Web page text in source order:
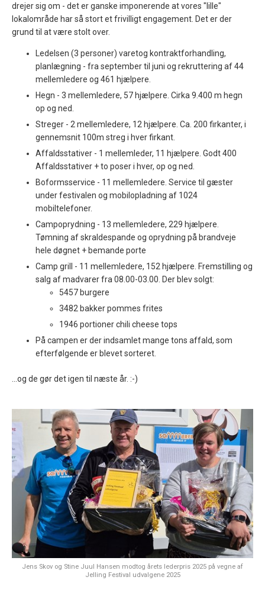
drejer sig om - det er ganske imponerende at vores "lille"
lokalområde har så stort et frivilligt engagement. Det er der
grund til at være stolt over.
Ledelsen (3 personer) varetog kontraktforhandling,
planlægning - fra september til juni og rekruttering af 44
mellemledere og 461 hjælpere.
Hegn - 3 mellemledere, 57 hjælpere. Cirka 9.400 m hegn
op og ned.
Streger - 2 mellemledere, 12 hjælpere. Ca. 200 firkanter, i
gennemsnit 100m streg i hver firkant.
Affaldsstativer - 1 mellemleder, 11 hjælpere. Godt 400
Affaldsstativer + to poser i hver, op og ned.
Boformsservice - 11 mellemledere. Service til gæster
under festivalen og mobilopladning af 1024
mobiltelefoner.
Campoprydning - 13 mellemledere, 229 hjælpere.
Tømning af skraldespande og oprydning på brandveje
hele døgnet + bemande porte
Camp grill - 11 mellemledere, 152 hjælpere. Fremstilling og
salg af madvarer fra 08.00-03.00. Der blev solgt:
5457 burgere
3482 bakker pommes frites
1946 portioner chili cheese tops
På campen er der indsamlet mange tons affald, som
efterfølgende er blevet sorteret.
...og de gør det igen til næste år. :-)
Jens Skov og Stine Juul Hansen modtog årets lederpris 2025 på vegne af
Jelling Festival udvalgene 2025